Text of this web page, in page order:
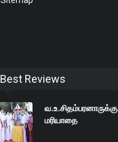
Best Reviews
மரியாதை